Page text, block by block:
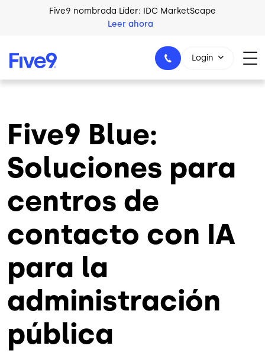
Skip to main contentFive9 nombrada Líder: IDC MarketScape
Leer ahora
Login
Five9 Blue:
Soluciones para
centros de
contacto con IA
para la
administración
pública